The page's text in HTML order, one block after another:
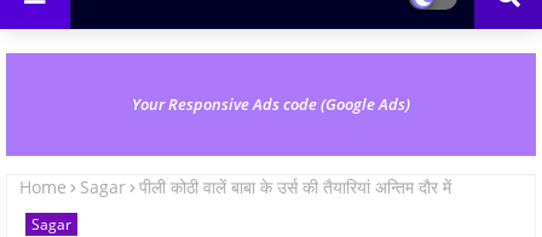
Your Responsive Ads code (Google Ads)
Home Sagar पीली कोठी वालें बाबा के उर्स की तैयारियां अन्तिम दौर में
Sagar